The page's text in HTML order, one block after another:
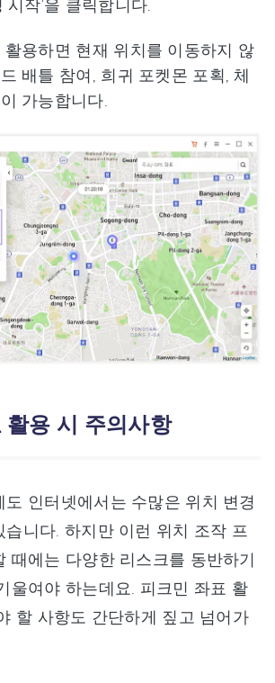
시작'을 클릭합니다.
활용하면 현재 위치를 이동하지 않
배틀 참여, 희귀 포켓몬 포획, 체
가능합니다.
용 시 주의사항
도 인터넷에서는 수많은 위치 변경
습니다. 하지만 이런 위치 조작 프
때에는 다양한 리스크를 동반하기
울여야 하는데요. 피크민 좌표 활
할 사항도 간단하게 짚고 넘어가